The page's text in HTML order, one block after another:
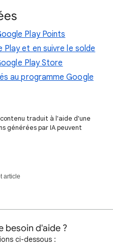
Play Points
et en suivre le solde
Play Store
au programme Google
traduit à l'aide d'une
générées par IA peuvent
article
besoin d'aide ?
ci-dessous :